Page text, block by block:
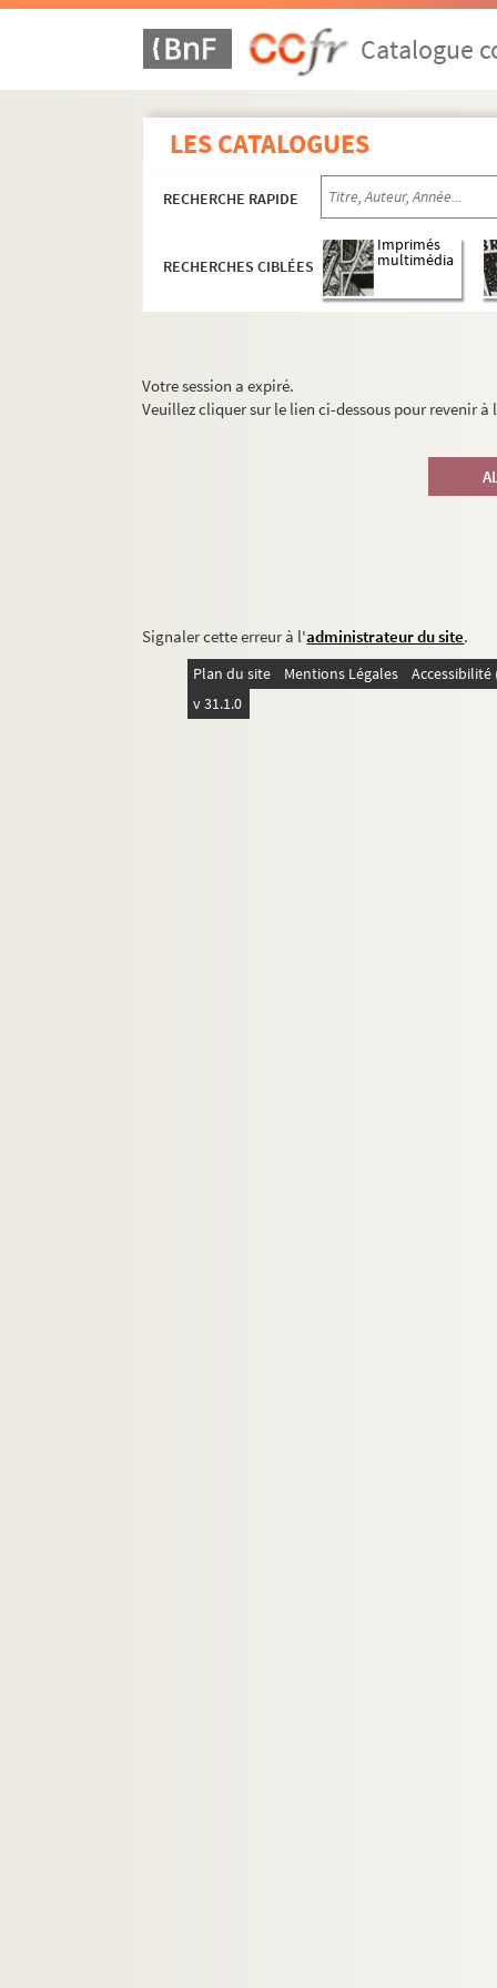
Catalogue
LES CATALOGUES
RECHERCHE RAPIDE
RECHERCHES CIBLÉES
Imprimés
multimédia
Votre session a expiré.
Veuillez cliquer sur le lien ci-dessous pour revenir
Signaler cette erreur à l'administrateur du site.
Plan du site Mentions Légales
v 31.1.0